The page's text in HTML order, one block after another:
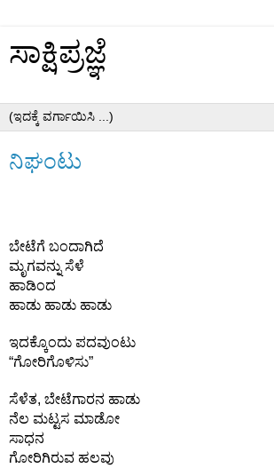
ಸಾಕ್ಷಿಪ್ರಜ್ಞೆ
ನಿಘಂಟು
ಬೇಟೆಗೆ ಬಂದಾಗಿದೆ
ಮೃಗವನ್ನು ಸೆಳೆ
ಹಾಡಿಂದ
ಹಾಡು ಹಾಡು ಹಾಡು
ಇದಕ್ಕೊಂದು ಪದವುಂಟು
“ಗೋರಿಗೊಳಿಸು”
ಸೆಳೆತ, ಬೇಟೆಗಾರನ ಹಾಡು
ನೆಲ ಮಟ್ಟಸ ಮಾಡೋ
ಸಾಧನ
ಗೋರಿಗಿರುವ ಹಲವು